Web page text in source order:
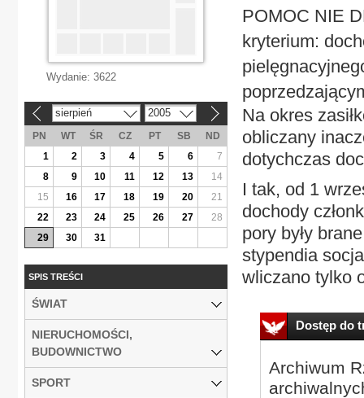
POMOC NIE
kryterium:
Na okres
obliczany
dotychczas
I tak, od 1
dochody
pory były
stypendia
wliczano tylko
Dostęp do
Archiwum
Wydanie: 3622
sierpień 2005
PN WT ŚR CZ PT SB
ND
1
2 3 4 5 6
7
8
9 10 11 12 13
14
15
16 17 18 19 20
21
22
23 24 25 26 27
28
29
30 31
SPIS TREŚCI
ŚWIAT
NIERUCHOMOŚCI,
BUDOWNICTWO
SPORT